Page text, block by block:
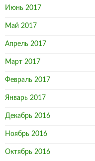
Июнь 2017
Май 2017
Апрель 2017
Март 2017
Февраль 2017
Январь 2017
Декабрь 2016
Ноябрь 2016
Октябрь 2016